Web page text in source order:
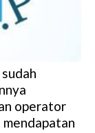
operator